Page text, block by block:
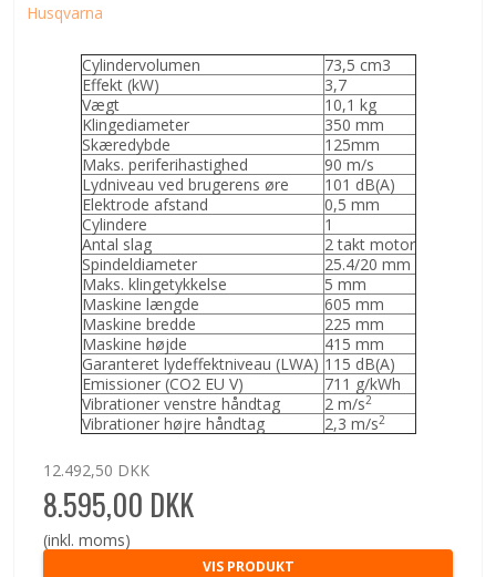
Husqvarna
Cylindervolumen
73,5 cm3
Effekt (kW)
3,7
Vægt
10,1 kg
Klingediameter
350 mm
Skæredybde
125mm
Maks. periferihastighed
90 m/s
Lydniveau ved brugerens øre
101 dB(A)
Elektrode afstand
0,5 mm
Cylindere
1
Antal slag
2 takt motor
Spindeldiameter
25.4/20 mm
Maks. klingetykkelse
5 mm
Maskine længde
605 mm
Maskine bredde
225 mm
Maskine højde
415 mm
Garanteret lydeffektniveau (LWA) 115 dB(A)
Emissioner (CO2 EU V)
711 g/kWh
Vibrationer venstre håndtag
2 m/s2
Vibrationer højre håndtag 2,3 m/s2
12.492,50 DKK
8.595,00 DKK
(inkl. moms)
VIS PRODUKT